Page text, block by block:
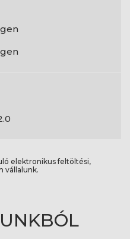
elektronikus feltöltési,
vállalunk.